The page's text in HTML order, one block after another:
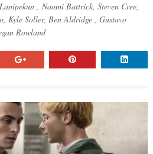
, Naomi Battrick, Steven Cree,
Kyle Soller, Ben Aldridge , Gustavo
Rowland